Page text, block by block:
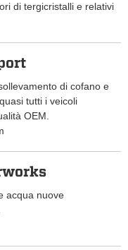
di tergicristalli e relativi
di cofano e
tutti i veicoli
OEM.
acqua nuove